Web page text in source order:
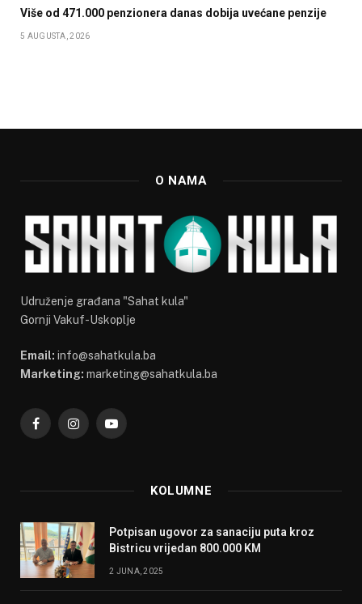
Više od 471.000 penzionera danas dobija uvećane penzije
5 AUGUSTA, 2026
O NAMA
Udruženje građana "Sahat kula"
Gornji Vakuf-Uskoplje
Email: info@sahatkula.ba
Marketing: marketing@sahatkula.ba
FacebookInstagramYouTube
KOLUMNE
Potpisan ugovor za sanaciju puta kroz
Bistricu vrijedan 800.000 KM
2 JUNA, 2025